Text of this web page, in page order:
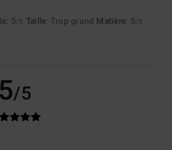
: 5/5 Taille: Trop grand Matière: 5/5
5/5